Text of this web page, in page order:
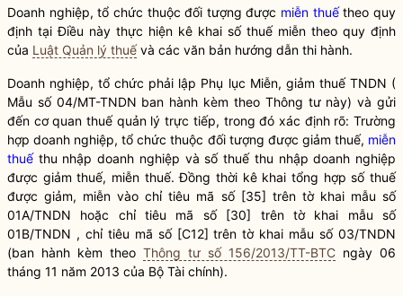
Doanh nghiệp, tổ chức thuộc đối tượng được miễn thuếtheo quy
định tại Điều này thực hiện kê khai số thuế miễn theo quy định
của Luật Quản lý thuếvà các văn bản hướng dẫn thi hành.
Doanh nghiệp, tổ chức phải lập Phụ lục Miễn, giảm thuế TNDN (
Mẫu số 04/MT-TNDN ban hành kèm theo Thông tư này) và gửi
đến cơ quan thuế quản lý trực tiếp, trong đó xác định rõ: Trường
hợp doanh nghiệp, tổ chức thuộc đối tượng được giảm thuế, miễn
thuếthu nhập doanh nghiệp và số thuế thu nhập doanh nghiệp
được giảm thuế, miễn thuế. Đồng thời kê khai tổng hợp số thuế
được giảm, miễn vào chỉ tiêu mã số [35] trên tờ khai mẫu số
01A/TNDN hoặc chỉ tiêu mã số [30] trên tờ khai mẫu số
01B/TNDN , chỉ tiêu mã số [C12] trên tờ khai mẫu số 03/TNDN
(ban hành kèm theo Thông tư số 156/2013/TT-BTC ngày 06
tháng 11 năm 2013 của Bộ Tài chính).